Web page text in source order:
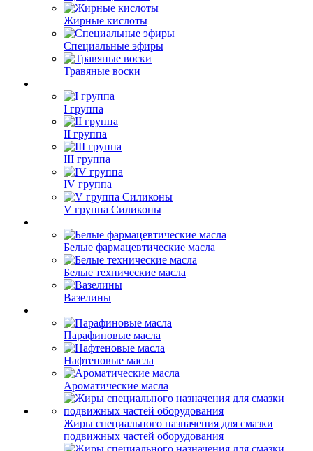
Жирные кислоты
Специальные эфиры
Травяные воски
I группа
II группа
III группа
IV группа
V группа Силиконы
Белые фармацевтические масла
Белые технические масла
Вазелины
Парафиновые масла
Нафтеновые масла
Ароматические масла
Жиры специального назначения для смазки
подвижных частей оборудования